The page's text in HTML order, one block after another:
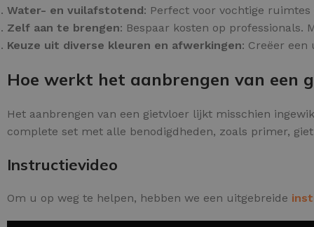
Water- en vuilafstotend: Perfect voor vochtige
Zelf aan te brengen: Bespaar kosten op professionals.
Keuze uit diverse kleuren en afwerkingen: Creëer
Hoe werkt het aanbrengen van een
Het aanbrengen van een gietvloer lijkt misschien
complete set met alle benodigdheden, zoals primer,
Instructievideo
Om u op weg te helpen, hebben we een uitgebreide